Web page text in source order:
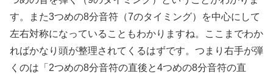
す。また3つめの8分音符（7のタイミング）を中心にして
左右対称になっていることもわかりますね。ここまでわか
ればかなり頭が整理されてくるはずです。つまり右手が弾
くのは「2つめの8分音符の直後と4つめの8分音符の直